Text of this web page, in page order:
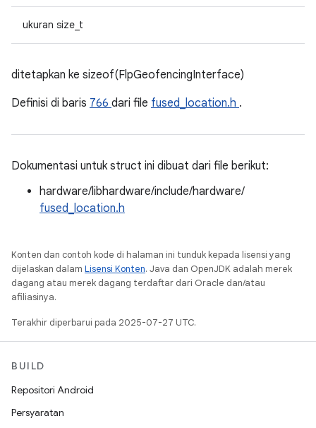
ukuran size_t
ditetapkan ke sizeof(FlpGeofencingInterface)
Definisi di baris 766 dari file fused_location.h .
Dokumentasi untuk struct ini dibuat dari file berikut:
hardware/libhardware/include/hardware/
fused_location.h
Konten dan contoh kode di halaman ini tunduk kepada lisensi yang
dijelaskan dalam Lisensi Konten. Java dan OpenJDK adalah merek
dagang atau merek dagang terdaftar dari Oracle dan/atau
afiliasinya.
Terakhir diperbarui pada 2025-07-27 UTC.
BUILD
Repositori Android
Persyaratan